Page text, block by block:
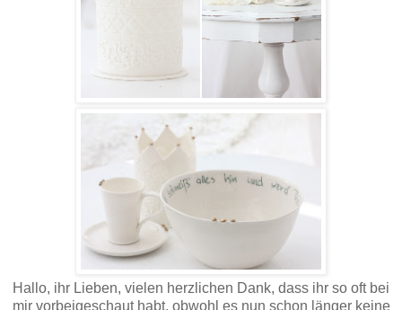
Hallo, ihr Lieben, vielen herzlichen Dank, dass ihr so oft bei
mir vorbeigeschaut habt, obwohl es nun schon länger keine